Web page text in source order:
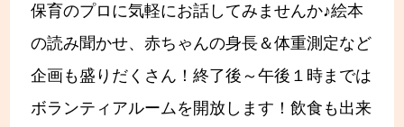
保育のプロに気軽にお話してみませんか♪絵本
の読み聞かせ、赤ちゃんの身長＆体重測定など
企画も盛りだくさん！終了後～午後１時までは
ボランティアルームを開放します！飲食も出来